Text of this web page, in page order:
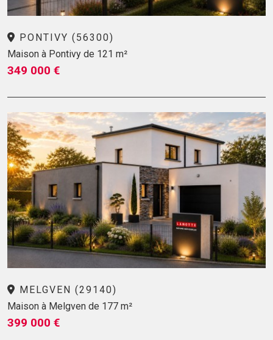
PONTIVY (56300)
Maison à Pontivy de 121 m²
349 000 €
MELGVEN (29140)
Maison à Melgven de 177 m²
399 000 €